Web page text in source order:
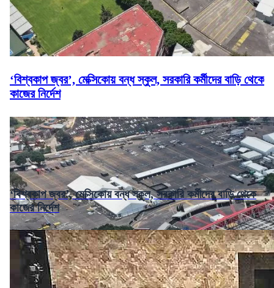
‘বিশ্বকাপ জ্বর’, মেক্সিকোয় বন্ধ স্কুল, সরকারি কর্মীদের বাড়ি থেকে
কাজের নির্দেশ
‘বিশ্বকাপ জ্বর’, মেক্সিকোয় বন্ধ স্কুল, সরকারি কর্মীদের বাড়ি থেকে
কাজের নির্দেশ